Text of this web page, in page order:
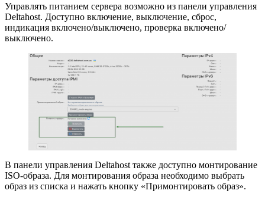
Управлять питанием сервера возможно из панели управления
Deltahost. Доступно включение, выключение, сброс,
индикация включено/выключено, проверка включено/
выключено.
В панели управления Deltahost также доступно монтирование
ISO-образа. Для монтирования образа необходимо выбрать
образ из списка и нажать кнопку «Примонтировать образ».